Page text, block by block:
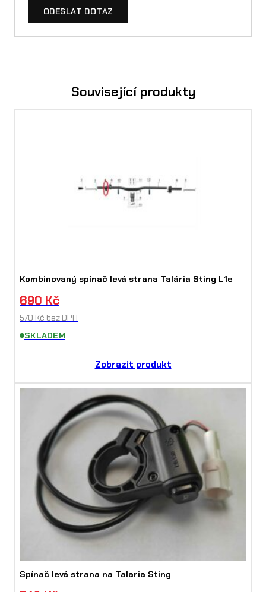
ODESLAT DOTAZ
Související produkty
Kombinovaný spínač levá strana Talária Sting L1e
690 Kč
570 Kč bez DPH
SKLADEM
Zobrazit produkt
Spínač levá strana na Talaria Sting